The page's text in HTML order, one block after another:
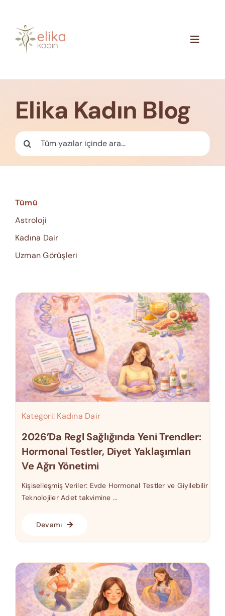
content
Toggle
İletişim
Elika Kadın Blog
Ara:
Tümü
Astroloji
Kadına Dair
Uzman Görüşleri
Kategori: Kadına Dair
2026’da Regl Sağlığında Yeni Trendler:
Hormonal Testler, Diyet Yaklaşımları
Ve Ağrı Yönetimi
Kişiselleşmiş Veriler: Evde Hormonal Testler ve Giyilebilir
Teknolojiler Adet takvimine ...
Devamı